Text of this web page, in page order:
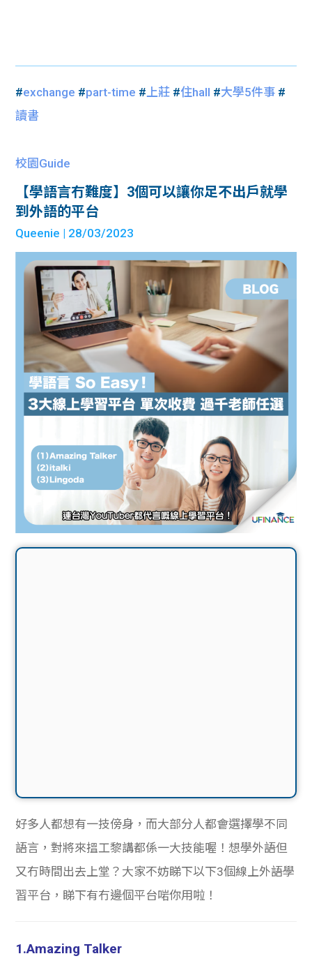
#exchange #part-time # 上莊 #住hall #大學5件事 #
讀書
校園Guide
【學語言冇難度】3個可以讓你足不出戶就學
到外語的平台
Queenie | 28/03/2023
好多人都想有一技傍身，而大部分人都會選擇學不同
語言，對將來搵工黎講都係一大技能喔！想學外語但
又冇時間出去上堂？大家不妨睇下以下3個線上外語學
習平台，睇下有冇邊個平台啱你用啦！
1.Amazing Talker